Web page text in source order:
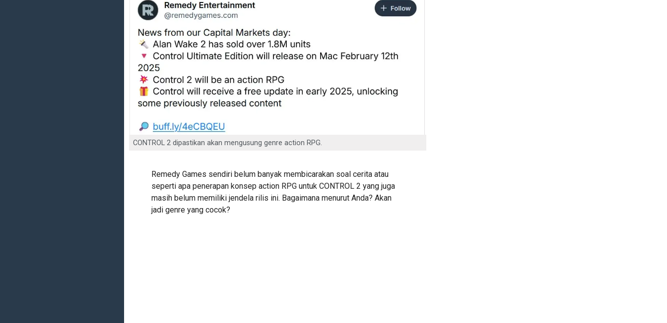
CONTROL 2 dipastikan akan mengusung genre action RPG.
Remedy Games sendiri belum banyak membicarakan soal cerita atau
seperti apa penerapan konsep action RPG untuk CONTROL 2 yang juga
masih belum memiliki jendela rilis ini. Bagaimana menurut Anda? Akan
jadi genre yang cocok?